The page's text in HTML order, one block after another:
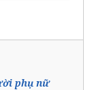
phụ nữ